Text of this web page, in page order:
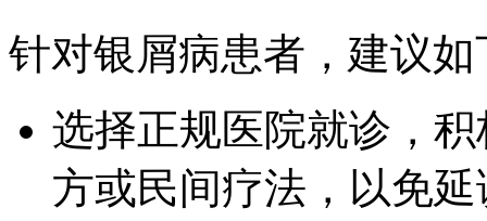
针对银屑病患者，建议如
选择正规医院就诊，
方或民间疗法，以免